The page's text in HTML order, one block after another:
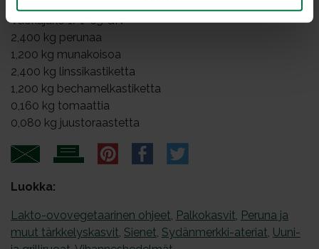
Vuokajako 1/1-65 GN
2,400 kg perunaa
1,200 kg munakoisoa
2,400 kg linssikastiketta
1,200 kg bechamelkastiketta
0,160 kg tomaattia
0,080 kg juustoraastetta
Luokka:
Lakto-ovovegetaarinen ohjeet, Palkokasvit, Peruna ja
muut tärkkelyskasvit, Sienet, Sydänmerkki-ateriat, Uuni-